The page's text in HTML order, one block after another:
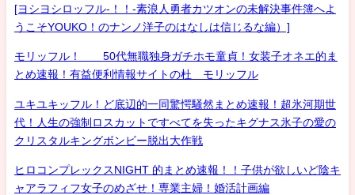
[ヨシヨシロッフル-！！-素浪人勇者カツオンの未解決事件簿へよ
うこそYOUKO！のナンノ洋子のはなしは信じるな編）]
モリッフル！ 50代無職独身ガチホモ童貞！女装子オネエ的ま
とめ速報！有益便利情報サイトの杜 モリッフル
ユキユキッフル！ど底辺的一同驚愕騒然まとめ速報！超氷河期世
代！人生の強制ロスカットですべてを失ったキグナス氷子の愛の
クリスタルキングボンビー脱出大作戦
ヒロコンプレックスNIGHT 的まとめ速報！！子供が欲しいど陰キ
ャアラフィフ女子のめざせ！専業主婦！婚活計画編